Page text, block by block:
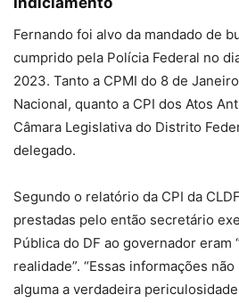
Fernando foi alvo da mandado de
cumprido pela Polícia Federal no
2023. Tanto a CPMI do 8 de
Nacional, quanto a CPI dos Atos
Câmara Legislativa do Distrito
delegado.
Segundo o relatório da CPI da
prestadas pelo então secretário
Pública do DF ao governador eram
realidade”. “Essas informações
alguma a verdadeira